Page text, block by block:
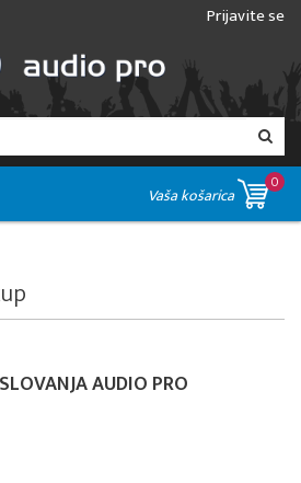
Prijavite se
Vaša košarica
0
AUDIO PRO